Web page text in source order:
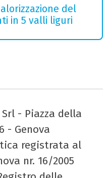
del
in 5 valli liguri
- Piazza della
- Genova
registrata al
nr. 16/2005